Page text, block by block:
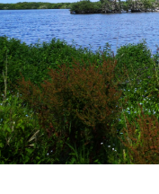
Bestuur
Activiteiten
Over ons